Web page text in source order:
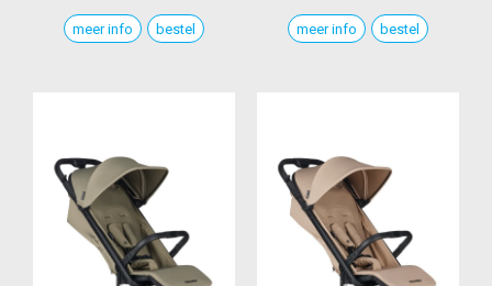
meer info bestel meer info bestel